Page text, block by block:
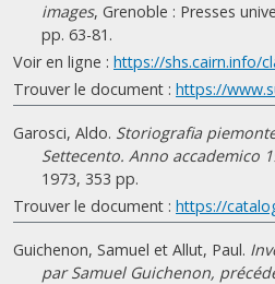
images, Grenoble : Presses
pp. 63-81.
Voir en ligne : https://shs.cairn.info/
Trouver le document : https://
Garosci, Aldo. Storiografia
Settecento. Anno accademico
1973, 353 pp.
Trouver le document : https://
Guichenon, Samuel et Allut, Paul.
par Samuel Guichenon,